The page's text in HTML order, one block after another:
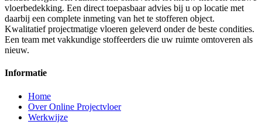
vloerbedekking. Een direct toepasbaar advies bij u op locatie met
daarbij een complete inmeting van het te stofferen object.
Kwalitatief projectmatige vloeren geleverd onder de beste condities.
Een team met vakkundige stoffeerders die uw ruimte omtoveren als
nieuw.
Informatie
Home
Over Online Projectvloer
Werkwijze